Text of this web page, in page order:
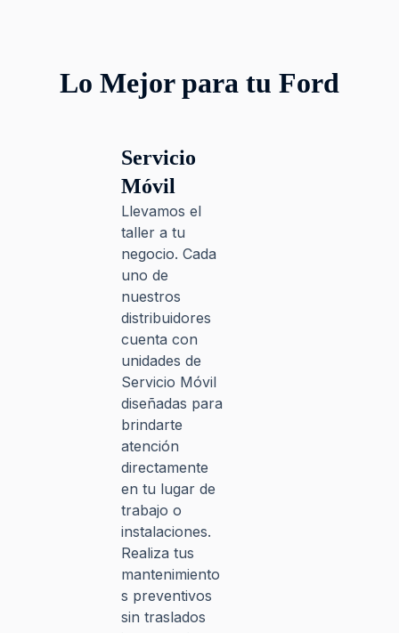
Lo Mejor para tu Ford
Servicio
Móvil
Llevamos el
taller a tu
negocio. Cada
uno de
nuestros
distribuidores
cuenta con
unidades de
Servicio Móvil
diseñadas para
brindarte
atención
directamente
en tu lugar de
trabajo o
instalaciones.
Realiza tus
mantenimiento
s preventivos
sin traslados